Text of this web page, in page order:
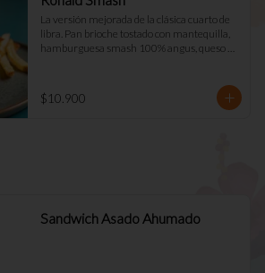
La versión mejorada de la clásica cuarto de
libra. Pan brioche tostado con mantequilla,
hamburguesa smash 100% angus, queso
$10.900
Sandwich Asado Ahumado